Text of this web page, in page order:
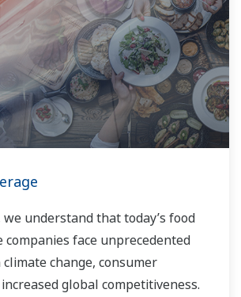
in available quality history
to be able to execute non-
With its extensive product
systems engineers, and
service network, Yokogawa
for every plant process.
we understand that today’s food
companies face unprecedented
change, consumer
global competitiveness.